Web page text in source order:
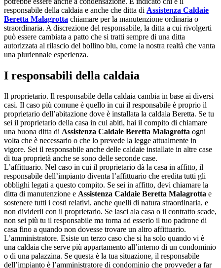
responsabile della caldaia e anche che ditta di Assistenza Caldaie
Beretta Malagrotta chiamare per la manutenzione ordinaria o
straordinaria. A discrezione del responsabile, la ditta a cui rivolgerti
può essere cambiata a patto che si tratti sempre di una ditta
autorizzata al rilascio del bollino blu, come la nostra realtà che vanta
una pluriennale esperienza.
I responsabili della caldaia
Il proprietario. Il responsabile della caldaia cambia in base ai diversi
casi. Il caso più comune è quello in cui il responsabile è proprio il
proprietario dell’abitazione dove è installata la caldaia Beretta. Se tu
sei il proprietario della casa in cui abiti, hai il compito di chiamare
una buona ditta di Assistenza Caldaie Beretta Malagrotta ogni
volta che è necessario o che lo prevede la legge attualmente in
vigore. Sei il responsabile anche delle caldaie installate in altre case
di tua proprietà anche se sono delle seconde case.
L’affittuario. Nel caso in cui il proprietario dà la casa in affitto, il
responsabile dell’impianto diventa l’affittuario che eredita tutti gli
obblighi legati a questo compito. Se sei in affitto, devi chiamare la
ditta di manutenzione e Assistenza Caldaie Beretta Malagrotta e
sostenere tutti i costi relativi, anche quelli di natura straordinaria, e
non dividerli con il proprietario. Se lasci ala casa o il contratto scade,
non sei più tu il responsabile ma torna ad esserlo il tuo padrone di
casa fino a quando non dovesse trovare un altro affittuario.
L’amministratore. Esiste un terzo caso che si ha solo quando vi è
una caldaia che serve più appartamento all’interno di un condominio
o di una palazzina. Se questa è la tua situazione, il responsabile
dell’impianto è l’amministratore di condominio che provveder a far